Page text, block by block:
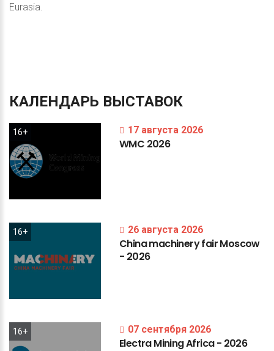
Eurasia.
КАЛЕНДАРЬ ВЫСТАВОК
16+ 17 августа 2026
WMC 2026
16+ 26 августа 2026
ChinamachineryfairMoscow
- 2026
16+ 07 сентября 2026
ElectraMiningAfrica- 2026